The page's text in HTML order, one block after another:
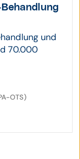
und
70.000
OTS)